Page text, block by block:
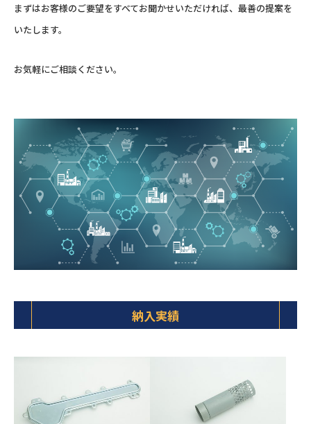
まずはお客様のご要望をすべてお聞かせいただければ、最善の提案を
いたします。
お気軽にご相談ください。
納入実績